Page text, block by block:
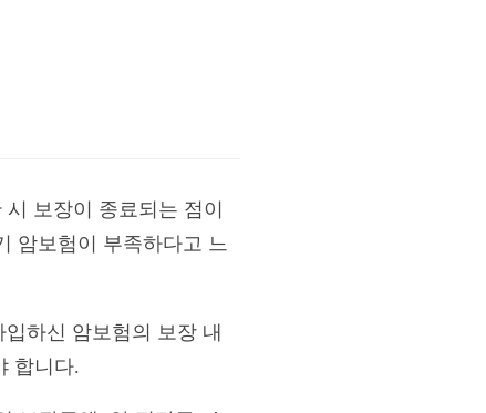
보장이 종료되는 점이
암보험이 부족하다고 느
하신 암보험의 보장 내
합니다.